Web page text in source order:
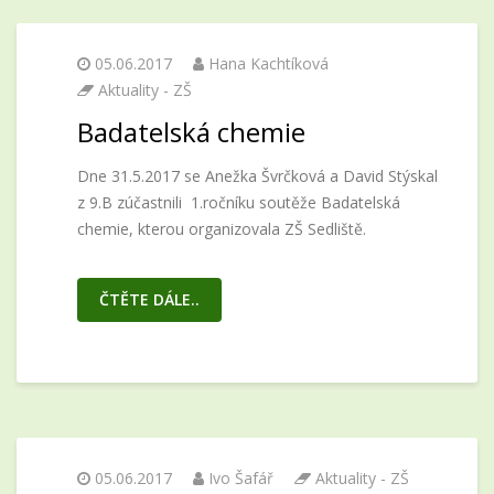
05.06.2017
Hana Kachtíková
Aktuality - ZŠ
Badatelská chemie
Dne 31.5.2017 se Anežka Švrčková a David Stýskal
z 9.B zúčastnili 1.ročníku soutěže Badatelská
chemie, kterou organizovala ZŠ Sedliště.
ČTĚTE DÁLE..
05.06.2017 Ivo Šafář Aktuality - ZŠ